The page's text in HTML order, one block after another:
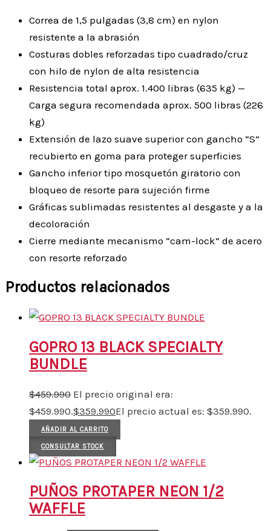
Correa de 1,5 pulgadas (3,8 cm) en nylon
resistente a la abrasión
Costuras dobles reforzadas tipo cuadrado/cruz
con hilo de nylon de alta resistencia
Resistencia total aprox. 1.400 libras (635 kg) —
Carga segura recomendada aprox. 500 libras (226
kg)
Extensión de lazo suave superior con gancho “S”
recubierto en goma para proteger superficies
Gancho inferior tipo mosquetón giratorio con
bloqueo de resorte para sujeción firme
Gráficas sublimadas resistentes al desgaste y a la
decoloración
Cierre mediante mecanismo “cam-lock” de acero
con resorte reforzado
Productos relacionados
GOPRO 13 BLACK SPECIALTY
BUNDLE
$459.990 El precio original era:
$459.990.$359.990El precio actual es: $359.990.
AÑADIR AL CARRITO
CONSULTAR STOCK
PUÑOS PROTAPER NEON 1/2
WAFFLE